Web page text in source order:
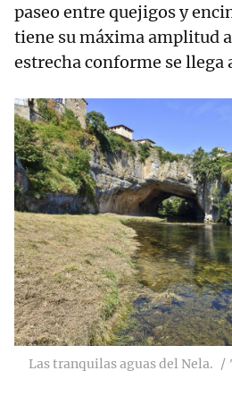
paseo entre quejigos y
tiene su máxima amplitud a
estrecha conforme se llega
Las tranquilas aguas del Nela.